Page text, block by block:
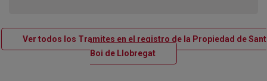
Ver todos los Tramites en el registro de la Propiedad de Sant
Boi de LlobregatVentana nueva